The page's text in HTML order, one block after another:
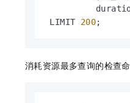
LIMIT 200;
消耗资源最多查询的检查命